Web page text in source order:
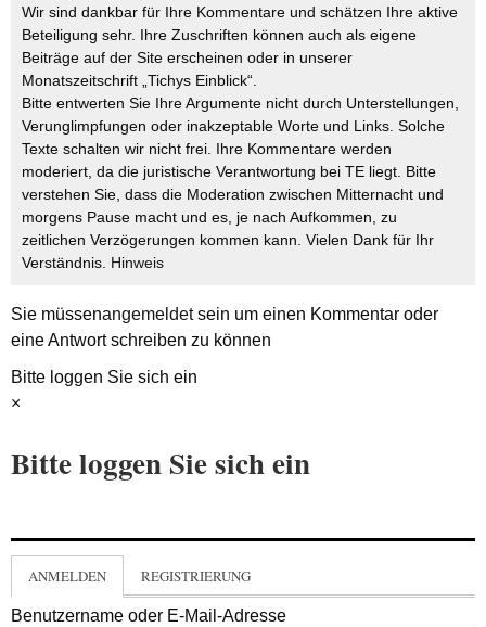
Wir sind dankbar für Ihre Kommentare und schätzen Ihre aktive
Beteiligung sehr. Ihre Zuschriften können auch als eigene
Beiträge auf der Site erscheinen oder in unserer
Monatszeitschrift „Tichys Einblick“.
Bitte entwerten Sie Ihre Argumente nicht durch Unterstellungen,
Verunglimpfungen oder inakzeptable Worte und Links. Solche
Texte schalten wir nicht frei. Ihre Kommentare werden
moderiert, da die juristische Verantwortung bei TE liegt. Bitte
verstehen Sie, dass die Moderation zwischen Mitternacht und
morgens Pause macht und es, je nach Aufkommen, zu
zeitlichen Verzögerungen kommen kann. Vielen Dank für Ihr
Verständnis. Hinweis
Sie müssenangemeldetsein um einen Kommentar oder
eine Antwort schreiben zu können
Bitte loggen Sie sich ein
×
Bitte loggen Sie sich ein
ANMELDEN REGISTRIERUNG
Benutzername oder E-Mail-Adresse